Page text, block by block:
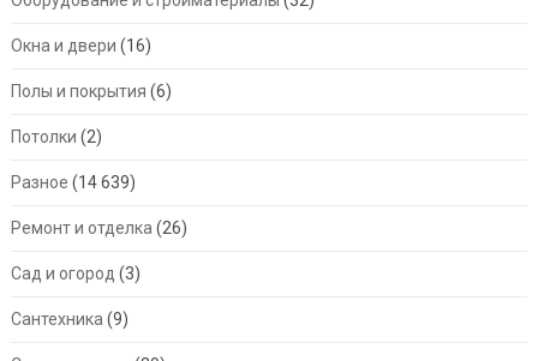
Окна и двери (16)
Полы и покрытия (6)
Потолки (2)
Разное (14 639)
Ремонт и отделка (26)
Сад и огород (3)
Сантехника (9)